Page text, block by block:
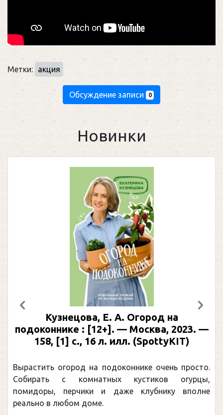
Метки: акция
Обсуждение записи 0
Новинки
Кузнецова, Е. А. Огород на
подоконнике : [12+]. — Москва, 2023. —
158, [1] с., 16 л. илл. (SpottyKIT)
Вырастить огород на подоконнике очень просто.
Собирать с комнатных кустиков огурцы,
помидоры, перчики и даже клубнику вполне
реально в любом доме.
Предыдущий